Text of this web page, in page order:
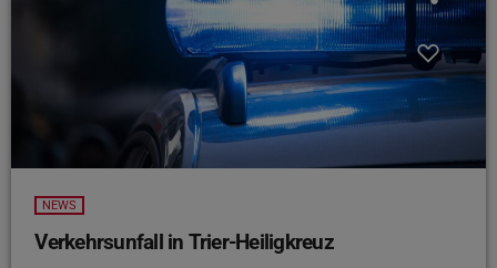
NEWS
Verkehrsunfall in Trier-Heiligkreuz